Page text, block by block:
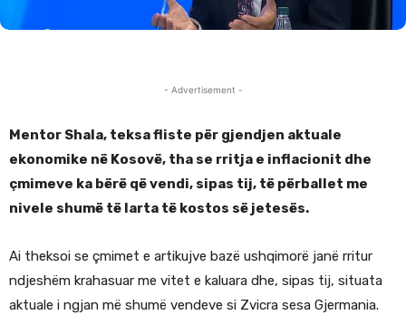
- Advertisement -
Mentor Shala, teksa fliste për gjendjen aktuale
ekonomike në Kosovë, tha se rritja e inflacionit dhe
çmimeve ka bërë që vendi, sipas tij, të përballet me
nivele shumë të larta të kostos së jetesës.
Ai theksoi se çmimet e artikujve bazë ushqimorë janë rritur
ndjeshëm krahasuar me vitet e kaluara dhe, sipas tij, situata
aktuale i ngjan më shumë vendeve si Zvicra sesa Gjermania.